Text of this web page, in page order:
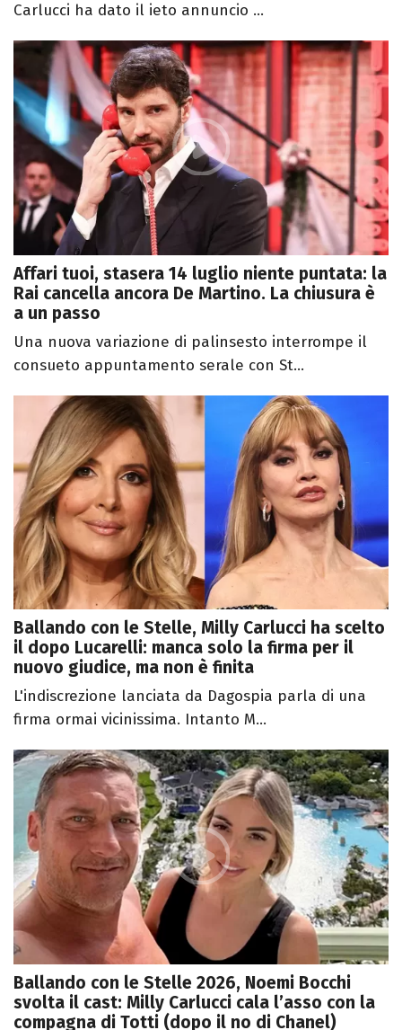
Carlucci ha dato il ieto annuncio ...
Affari tuoi, stasera 14 luglio niente puntata: la
Rai cancella ancora De Martino. La chiusura è
a un passo
Una nuova variazione di palinsesto interrompe il
consueto appuntamento serale con St...
Ballando con le Stelle, Milly Carlucci ha scelto
il dopo Lucarelli: manca solo la firma per il
nuovo giudice, ma non è finita
L'indiscrezione lanciata da Dagospia parla di una
firma ormai vicinissima. Intanto M...
Ballando con le Stelle 2026, Noemi Bocchi
svolta il cast: Milly Carlucci cala l’asso con la
compagna di Totti (dopo il no di Chanel)